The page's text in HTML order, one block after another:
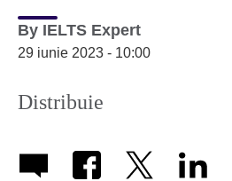
By IELTS Expert
29 iunie 2023 - 10:00
Distribuie